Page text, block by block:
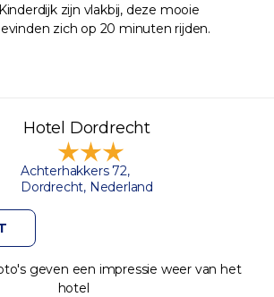
zijn vlakbij, deze mooie
zich op 20 minuten rijden.
Hotel Dordrecht
Achterhakkers 72,
Dordrecht, Nederland
geven een impressie weer van het
hotel